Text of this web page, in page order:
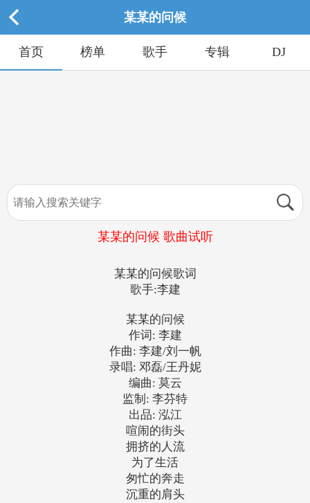
某某的问候
首页 榜单 歌手 专辑 DJ
某某的问候 歌曲试听
某某的问候歌词
歌手:李建
某某的问候
作词: 李建
作曲: 李建/刘一帆
录唱: 邓磊/王丹妮
编曲: 莫云
监制: 李芬特
出品: 泓江
喧闹的街头
拥挤的人流
为了生活
匆忙的奔走
沉重的肩头